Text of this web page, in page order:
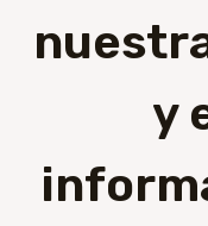
y